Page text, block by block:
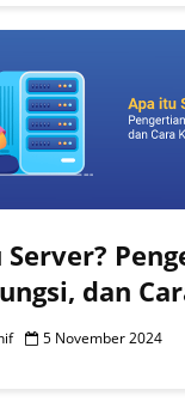
dan
5 November 2024